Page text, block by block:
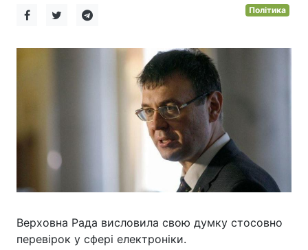
Політика
Верховна Рада висловила свою думку стосовно
перевірок у сфері електроніки.